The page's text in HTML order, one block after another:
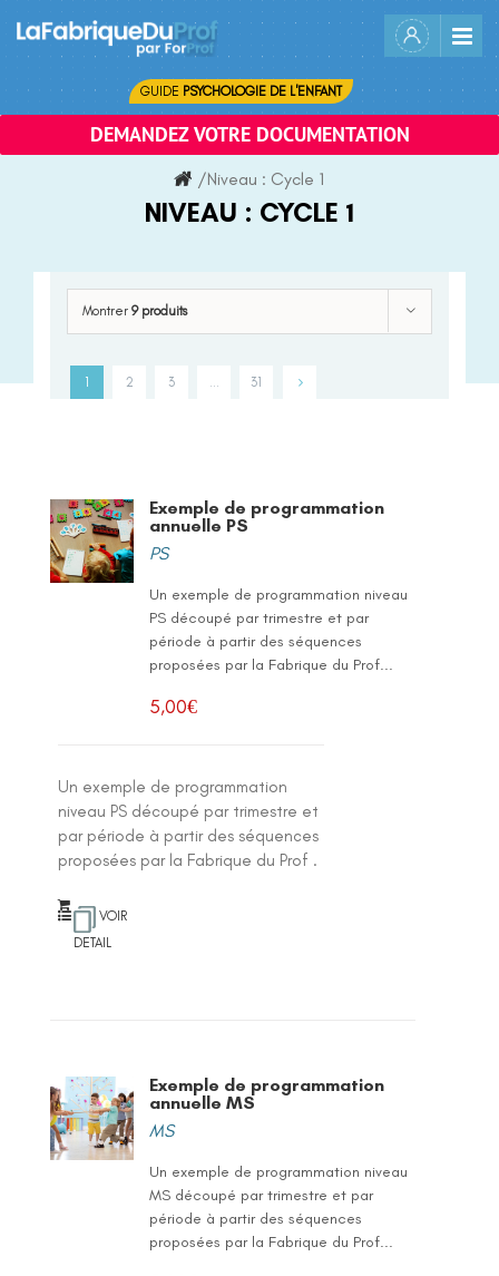
content
GUIDE PSYCHOLOGIE DE L'ENFANT
DEMANDEZ VOTRE DOCUMENTATION
/Niveau : Cycle 1
NIVEAU : CYCLE 1
Montrer 9 produits
1 2 3 31
Exemple de programmation
annuelle PS
PS
Un exemple de programmation niveau
PS découpé par trimestre et par
période à partir des séquences
proposées par la Fabrique du Prof...
5,00€
Un exemple de programmation
niveau PS découpé par trimestre et
par période à partir des séquences
proposées par la Fabrique du Prof .
VOIR
DETAIL
Exemple de programmation
annuelle MS
MS
Un exemple de programmation niveau
MS découpé par trimestre et par
période à partir des séquences
proposées par la Fabrique du Prof...